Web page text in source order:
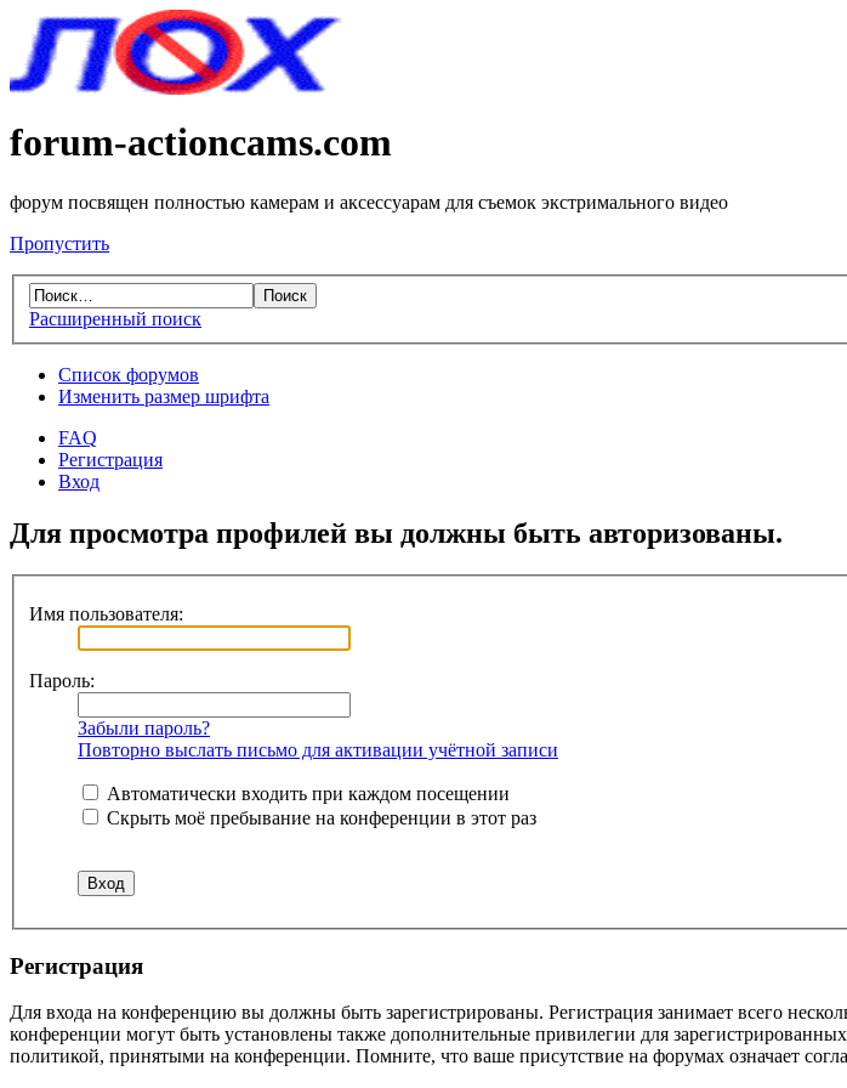
forum-actioncams.com
форум посвящен полностью камерам и аксессуарам для съемок экстримального видео
Пропустить
Расширенный поиск
Список форумов
Изменить размер шрифта
FAQ
Регистрация
Вход
Для просмотра профилей вы должны быть авторизованы.
Имя пользователя:
Пароль:
Забыли пароль?
Повторно выслать письмо для активации учётной записи
Автоматически входить при каждом посещении
Скрыть моё пребывание на конференции в этот раз
Регистрация
Для входа на конференцию вы должны быть зарегистрированы. Регистрация занимает всего
конференции могут быть установлены также дополнительные привилегии для
политикой, принятыми на конференции. Помните, что ваше присутствие на форумах означает